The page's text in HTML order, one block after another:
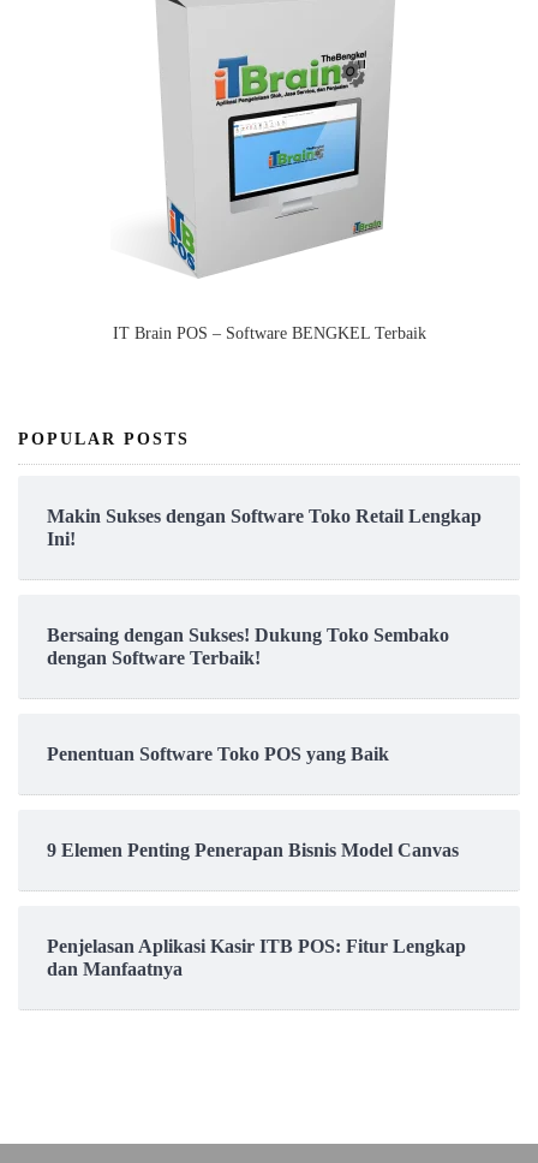
IT Brain POS – Software BENGKEL Terbaik
POPULAR POSTS
Makin Sukses dengan Software Toko Retail Lengkap
Ini!
Bersaing dengan Sukses! Dukung Toko Sembako
dengan Software Terbaik!
Penentuan Software Toko POS yang Baik
9 Elemen Penting Penerapan Bisnis Model Canvas
Penjelasan Aplikasi Kasir ITB POS: Fitur Lengkap
dan Manfaatnya